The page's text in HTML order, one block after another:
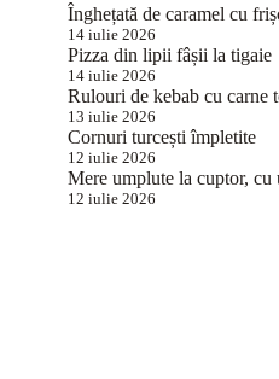
Înghețată de caramel cu
14 iulie 2026
Pizza din lipii fâșii la tigaie
14 iulie 2026
Rulouri de kebab cu carne
13 iulie 2026
Cornuri turcești împletite
12 iulie 2026
Mere umplute la cuptor, cu
12 iulie 2026